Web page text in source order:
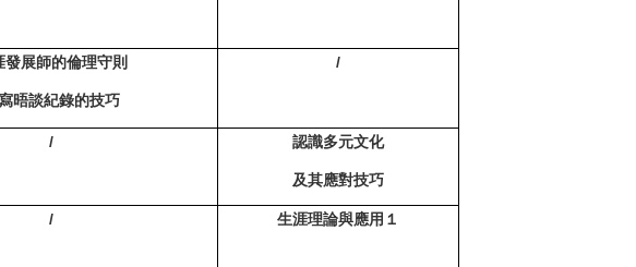
發展師的倫理守則
晤談紀錄的技巧
/
/ 認識多元文化
及其應對技巧
/ 生涯理論與應用１